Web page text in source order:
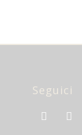
Seguici